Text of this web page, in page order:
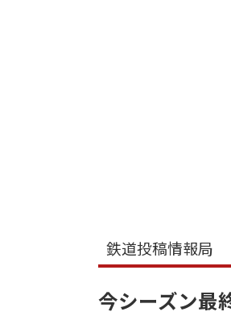
鉄道投稿情報局
今シーズン最